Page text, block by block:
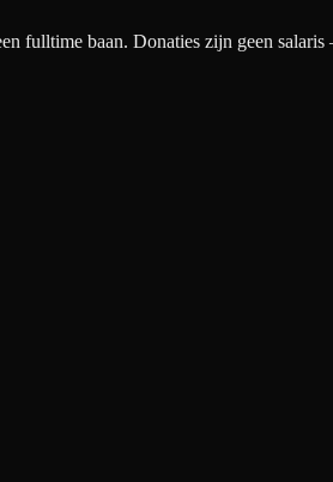
fulltime baan. Donaties zijn geen